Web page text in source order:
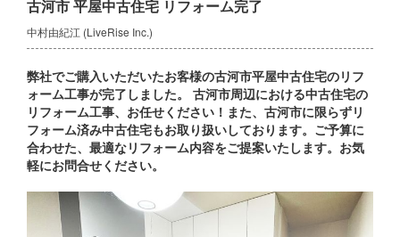
古河市 平屋中古住宅 リフォーム完了
中村由紀江 (LiveRise Inc.)
弊社でご購入いただいたお客様の古河市平屋中古住宅のリフ
ォーム工事が完了しました。 古河市周辺における中古住宅の
リフォーム工事、お任せください！また、古河市に限らずリ
フォーム済み中古住宅もお取り扱いしております。ご予算に
合わせた、最適なリフォーム内容をご提案いたします。お気
軽にお問合せください。